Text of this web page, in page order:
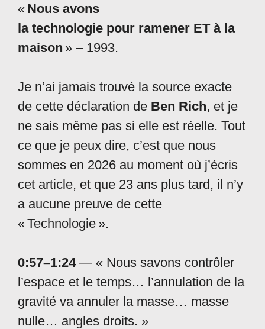
« Nous avons
la technologie pour ramener ET à la
maison » – 1993.
Je n’ai jamais trouvé la source exacte
de cette déclaration de Ben Rich, et je
ne sais même pas si elle est réelle. Tout
ce que je peux dire, c’est que nous
sommes en 2026 au moment où j’écris
cet article, et que 23 ans plus tard, il n’y
a aucune preuve de cette
« Technologie ».
0:57–1:24— « Nous savons contrôler
l’espace et le temps… l’annulation de la
gravité va annuler la masse… masse
nulle… angles droits. »